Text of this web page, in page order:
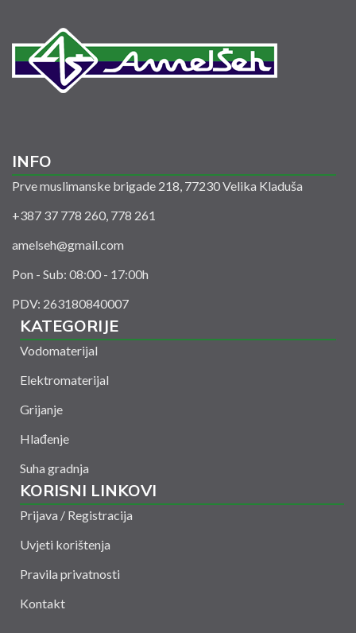
INFO
Prve muslimanske brigade 218, 77230 Velika Kladuša
+387 37 778 260, 778 261
amelseh@gmail.com
Pon - Sub: 08:00 - 17:00h
PDV: 263180840007
KATEGORIJE
Vodomaterijal
Elektromaterijal
Grijanje
Hlađenje
Suha gradnja
KORISNI LINKOVI
Prijava / Registracija
Uvjeti korištenja
Pravila privatnosti
Kontakt